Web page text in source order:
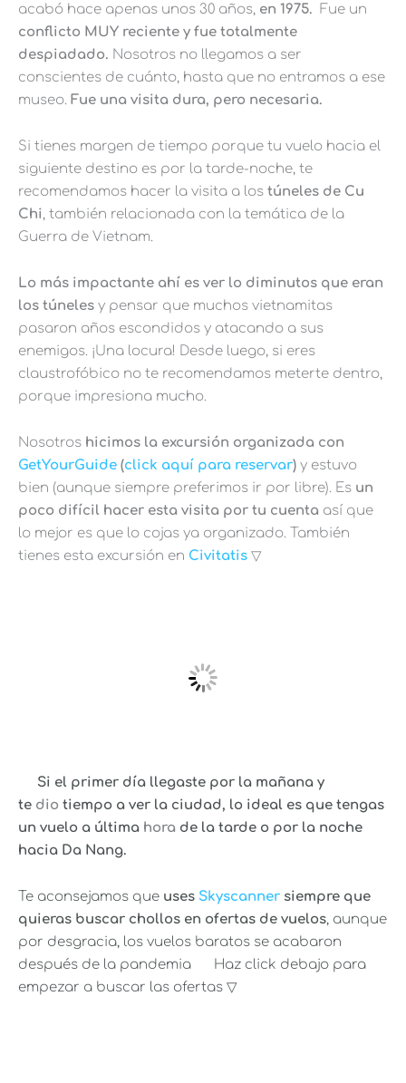
acabó hace apenas unos 30 años, en 1975. Fue un
conflicto MUY reciente y fue totalmente
despiadado. Nosotros no llegamos a ser
conscientes de cuánto, hasta que no entramos a ese
museo. Fue una visita dura, pero necesaria.
Si tienes margen de tiempo porque tu vuelo hacia el
siguiente destino es por la tarde-noche, te
recomendamos hacer la visita a los túneles de Cu
Chi, también relacionada con la temática de la
Guerra de Vietnam.
Lo más impactante ahí es ver lo diminutos que eran
los túneles y pensar que muchos vietnamitas
pasaron años escondidos y atacando a sus
enemigos. ¡Una locura! Desde luego, si eres
claustrofóbico no te recomendamos meterte dentro,
porque impresiona mucho.
Nosotros hicimos la excursión organizada con
GetYourGuide (click aquí para reservar) y estuvo
bien (aunque siempre preferimos ir por libre). Es un
poco difícil hacer esta visita por tu cuenta así que
lo mejor es que lo cojas ya organizado. También
tienes esta excursión en Civitatis ▽
Si el primer día llegaste por la mañana y
te dio tiempo a ver la ciudad, lo ideal es que tengas
un vuelo a última hora de la tarde o por la noche
hacia Da Nang.
Te aconsejamos que uses Skyscanner siempre que
quieras buscar chollos en ofertas de vuelos, aunque
por desgracia, los vuelos baratos se acabaron
después de la pandemia
Haz click debajo para
empezar a buscar las ofertas ▽